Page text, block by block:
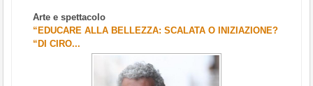
Arte e spettacolo
“EDUCARE ALLA BELLEZZA: SCALATA O INIZIAZIONE?
“DI CIRO...